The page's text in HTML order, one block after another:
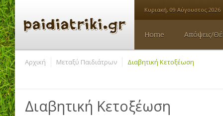
Κυριακή, 09 Αύγουστος 2026
Home Απόψεις/
Αρχική Μεταξύ Παιδιάτρων Διαβητική Κετοξέωση
Διαβητική Κετοξέωση